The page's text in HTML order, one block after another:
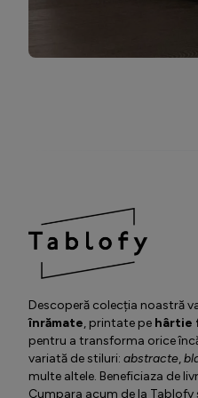
Descoperă colecția noastră
înrămate, printate pe hârtie
pentru a transforma orice
variată de stiluri: abstracte,
multe altele. Beneficiaza de
Cumpara acum de la